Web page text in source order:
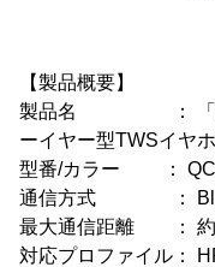
【製品概要】
製品名 ： 「
ーイヤー型TWSイヤ
型番/カラー ：
通信方式 ：
最大通信距離 ： 約
対応プロファイル：